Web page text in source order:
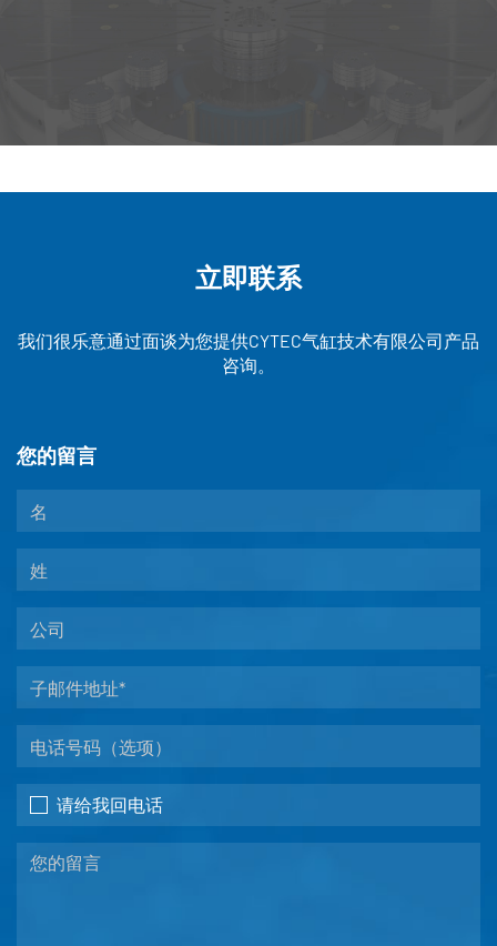
立即联系
我们很乐意通过面谈为您提供CYTEC气缸技术有限公司产品
咨询。
您的留言
请给我回电话